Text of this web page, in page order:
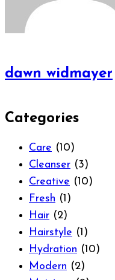
dawn widmayer
Categories
Care (10)
Cleanser (3)
Creative (10)
Fresh (1)
Hair (2)
Hairstyle (1)
Hydration (10)
Modern (2)